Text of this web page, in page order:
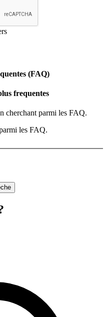
(FAQ)
frequentes
cherchant parmi les FAQ.
les FAQ.